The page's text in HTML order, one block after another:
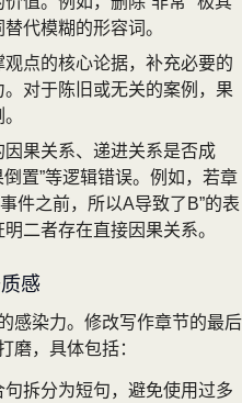
代模糊的形容词。
观点的核心论据，补充必要的
对于陈旧或无关的案例，果
因果关系、递进关系是否成
倒置”等逻辑错误。例如，若章
件之前，所以A导致了B”的表
二者存在直接因果关系。
感
感染力。修改写作章节的最后
磨，具体包括：
句拆分为短句，避免使用过多